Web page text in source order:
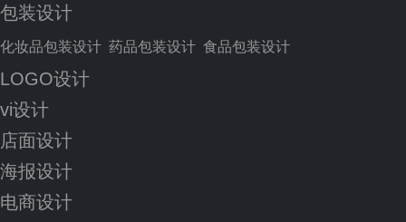
包装设计
化妆品包装设计 药品包装设计 食品包装设计
LOGO设计
vi设计
店面设计
海报设计
电商设计